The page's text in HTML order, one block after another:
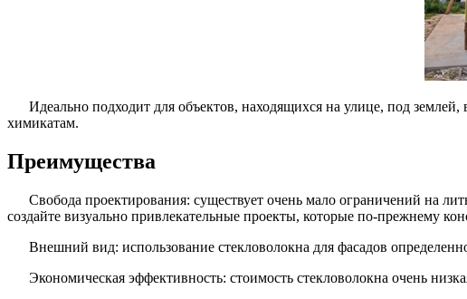
Идеально подходит для объектов, находящихся на улице, под
химикатам.
Преимущества
Свобода проектирования: существует очень мало ограничений на
создайте визуально привлекательные проекты, которые по-прежнему
Внешний вид: использование стекловолокна для фасадов
Экономическая эффективность: стоимость стекловолокна очень